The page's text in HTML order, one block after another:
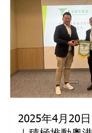
2025年4月20